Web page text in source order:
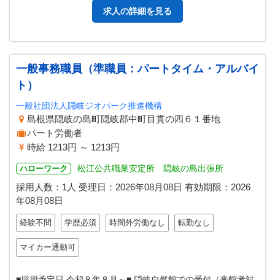
求人の詳細を見る
一般事務職員（準職員：パートタイム・アルバイ
ト）
一般社団法人隠岐ジオパーク推進機構
島根県隠岐の島町隠岐郡中町目貫の四６１番地
パート労働者
時給 1213円 ～ 1213円
ハローワーク 松江公共職業安定所 隠岐の島出張所
採用人数：1人 受理日： 2026年08月08日 有効期限： 2026
年08月08日
経験不問 学歴必須 時間外労働なし 転勤なし
マイカー通勤可